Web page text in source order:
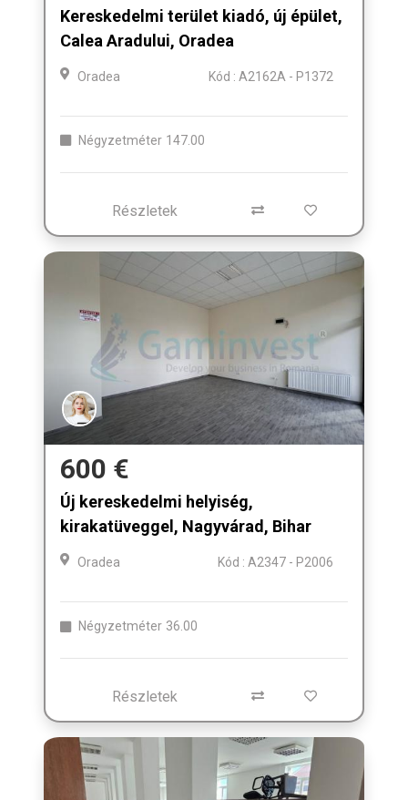
Kereskedelmi terület kiadó, új épület,
Calea Aradului, Oradea
Oradea Kód : A2162A - P1372
Négyzetméter 147.00
Részletek
600 €
Új kereskedelmi helyiség,
kirakatüveggel, Nagyvárad, Bihar
Oradea Kód : A2347 - P2006
Négyzetméter 36.00
Részletek